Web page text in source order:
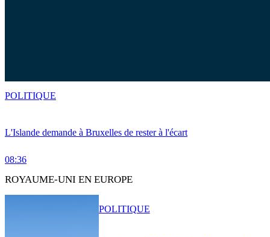
L'Islande demande à Bruxelles de rester à l'écart
08:36
POLITIQUE
ROYAUME-UNI EN EUROPE
POLITIQUE